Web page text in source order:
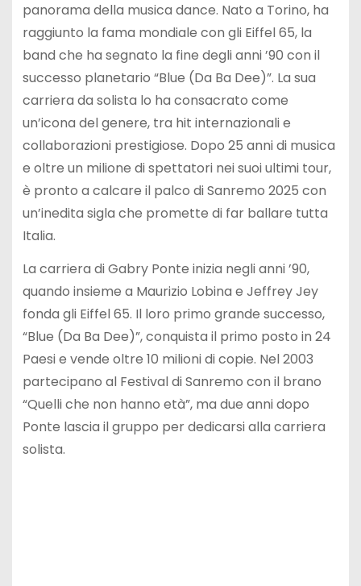
panorama della musica dance. Nato a Torino, ha
raggiunto la fama mondiale con gli Eiffel 65, la
band che ha segnato la fine degli anni ’90 con il
successo planetario “Blue (Da Ba Dee)”. La sua
carriera da solista lo ha consacrato come
un’icona del genere, tra hit internazionali e
collaborazioni prestigiose. Dopo 25 anni di musica
e oltre un milione di spettatori nei suoi ultimi tour,
è pronto a calcare il palco di Sanremo 2025 con
un’inedita sigla che promette di far ballare tutta
Italia.
La carriera di Gabry Ponte inizia negli anni ’90,
quando insieme a Maurizio Lobina e Jeffrey Jey
fonda gli Eiffel 65. Il loro primo grande successo,
“Blue (Da Ba Dee)”, conquista il primo posto in 24
Paesi e vende oltre 10 milioni di copie. Nel 2003
partecipano al Festival di Sanremo con il brano
“Quelli che non hanno età”, ma due anni dopo
Ponte lascia il gruppo per dedicarsi alla carriera
solista.